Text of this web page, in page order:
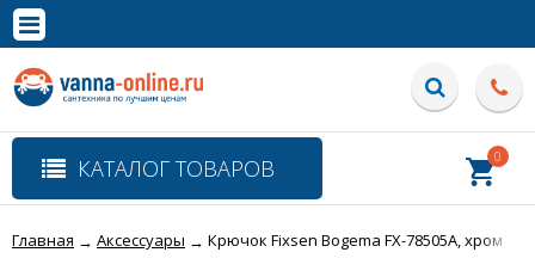
Полная версия сайта
КАТАЛОГ ТОВАРОВ 0
Главная → Аксессуары → Крючок Fixsen Bogema FX-78505A, хром